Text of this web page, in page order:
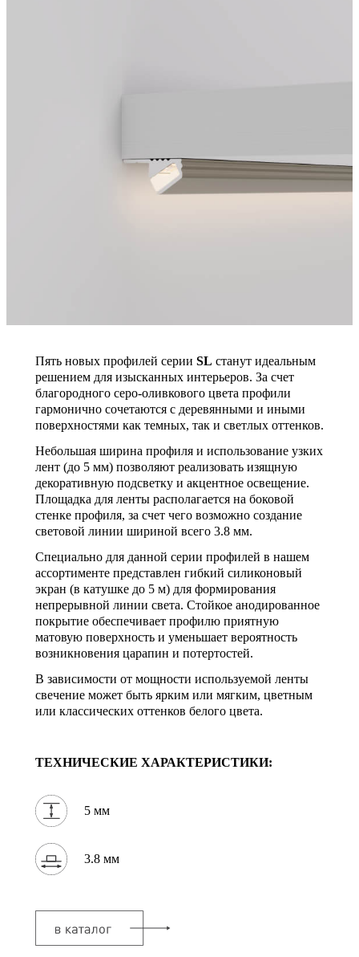
Пять новых профилей серии SL станут идеальным
решением для изысканных интерьеров. За счет
благородного серо-оливкового цвета профили
гармонично сочетаются с деревянными и иными
поверхностями как темных, так и светлых оттенков.
Небольшая ширина профиля и использование узких
лент (до 5 мм) позволяют реализовать изящную
декоративную подсветку и акцентное освещение.
Площадка для ленты располагается на боковой
стенке профиля, за счет чего возможно создание
световой линии шириной всего 3.8 мм.
Специально для данной серии профилей в нашем
ассортименте представлен гибкий силиконовый
экран (в катушке до 5 м) для формирования
непрерывной линии света. Стойкое анодированное
покрытие обеспечивает профилю приятную
матовую поверхность и уменьшает вероятность
возникновения царапин и потертостей.
В зависимости от мощности используемой ленты
свечение может быть ярким или мягким, цветным
или классических оттенков белого цвета.
ТЕХНИЧЕСКИЕ ХАРАКТЕРИСТИКИ:
5 мм
3.8 мм